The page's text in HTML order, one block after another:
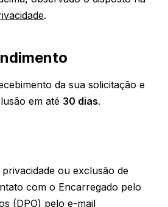
.
da sua solicitação e
em até 30 dias.
ou exclusão de
com o Encarregado pelo
(DPO) pelo e-mail